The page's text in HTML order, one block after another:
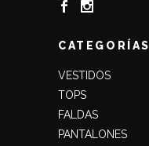
CATEGORÍAS
VESTIDOS
TOPS
FALDAS
PANTALONES